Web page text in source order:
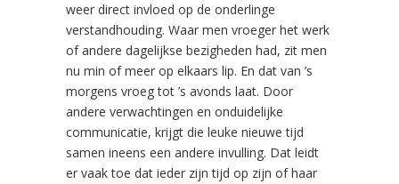
weer direct invloed op de onderlinge
verstandhouding. Waar men vroeger het werk
of andere dagelijkse bezigheden had, zit men
nu min of meer op elkaars lip. En dat van ’s
morgens vroeg tot ’s avonds laat. Door
andere verwachtingen en onduidelijke
communicatie, krijgt die leuke nieuwe tijd
samen ineens een andere invulling. Dat leidt
er vaak toe dat ieder zijn tijd op zijn of haar